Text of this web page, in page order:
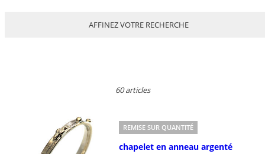
AFFINEZ VOTRE RECHERCHE
60 articles
REMISE SUR QUANTITÉ
chapelet en anneau argenté